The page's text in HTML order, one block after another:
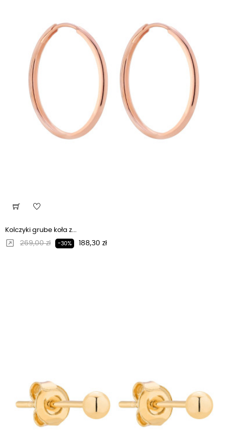
Kolczyki grube koła z...
Regularna cena
269,00 zł -30% Cena
188,30 zł